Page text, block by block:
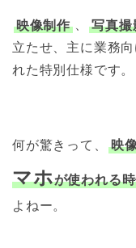
映像制作 、 写真撮
立たせ、主に業務
れた特別仕様です。
何が驚きって、 映
マホが使われる
よねー。